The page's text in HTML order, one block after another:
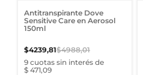
Antitranspirante Dove
Sensitive Care en Aerosol
150ml
$4239,81$4988,01
9 cuotas sin interés de
$ 471,09